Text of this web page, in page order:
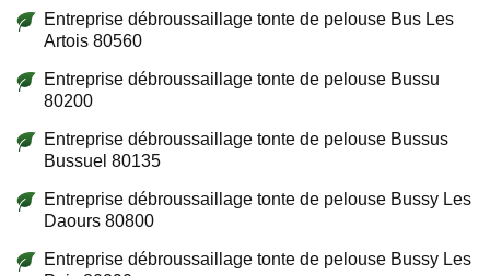
Entreprise débroussaillage tonte de pelouse Bus Les
Artois 80560
Entreprise débroussaillage tonte de pelouse Bussu
80200
Entreprise débroussaillage tonte de pelouse Bussus
Bussuel 80135
Entreprise débroussaillage tonte de pelouse Bussy Les
Daours 80800
Entreprise débroussaillage tonte de pelouse Bussy Les